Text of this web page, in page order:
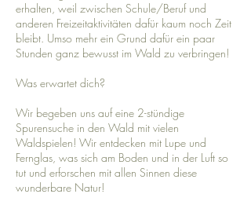
erhalten, weil zwischen Schule/Beruf und
anderen Freizeitaktivitäten dafür kaum noch Zeit
bleibt. Umso mehr ein Grund dafür ein paar
Stunden ganz bewusst im Wald zu verbringen!
Was erwartet dich?
Wir begeben uns auf eine 2-stündige
Spurensuche in den Wald mit vielen
Waldspielen! Wir entdecken mit Lupe und
Fernglas, was sich am Boden und in der Luft so
tut und erforschen mit allen Sinnen diese
wunderbare Natur!